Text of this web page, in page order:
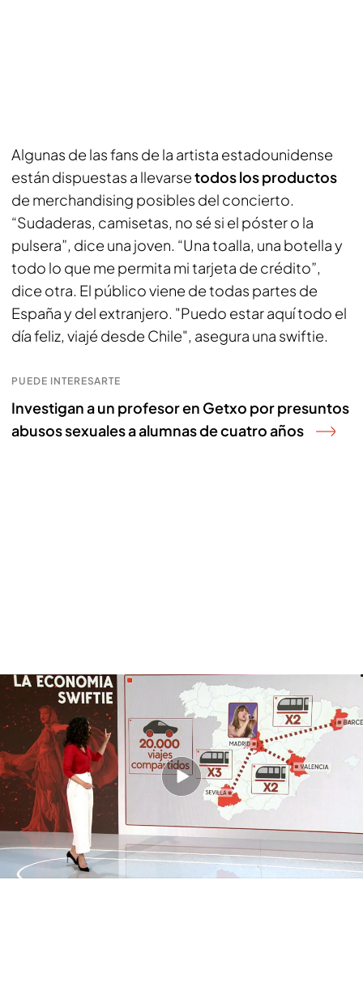
Algunas de las fans de la artista estadounidense
están dispuestas a llevarsetodos los productos
de merchandising posibles del concierto.
“Sudaderas, camisetas, no sé si el póster o la
pulsera”, dice una joven. “Una toalla, una botella y
todo lo que me permita mi tarjeta de crédito”,
dice otra. El público viene de todas partes de
España y del extranjero. "Puedo estar aquí todo el
día feliz, viajé desde Chile", asegura una swiftie.
PUEDE INTERESARTE
Investigan a un profesor en Getxo por presuntos
abusos sexuales a alumnas de cuatro años
El fenómeno Swiftie: así se beneficia el turismo madrileño del concierto en
el Santiago Bernabeu